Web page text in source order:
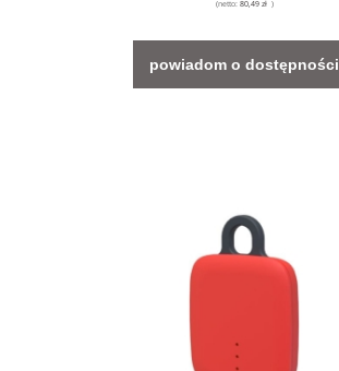
(netto: 80,49 zł )
powiadom o dostępności